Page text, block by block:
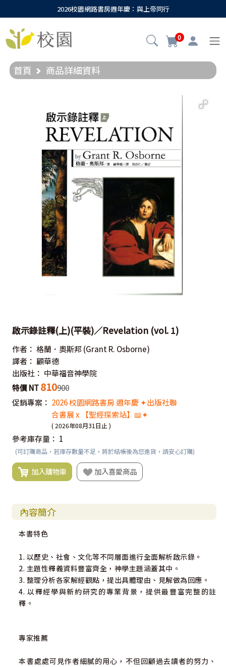
2026校園網路書房週年慶：與上帝同行
0
首頁 商品詳細資料
啟示錄註釋(上)(平裝)／Revelation (vol. 1)
作者： 格蘭．奧斯邦 (Grant R. Osborne)
譯者： 顧華德
出版社： 中華福音神學院
特價 NT 810900
促銷專案： 2026 校園網路書房 週年慶 ✦出版社聯
合書展 x 【聖經探索站】📖✦
( 2026年08月31日止 )
參考庫存量： 1
(可訂購商品，若庫存數量不足，將於結帳後為您進貨，請安心訂購)
加入購物車 加入喜愛商品
內容簡介
本書特色
1. 以歷史、社會、文化等不同層面進行全面解析啟示錄。
2. 主題性釋義資料豐富齊全，神學主題涵蓋其中。
3. 整理分析各家解經觀點，提出具體理由、見解做為回應。
4. 以釋經學與新約研究的專業背景，提供最豐富完整的註
釋。
專家推薦
本書處處可見作者細膩的用心，不但回顧過去讀者的努力、